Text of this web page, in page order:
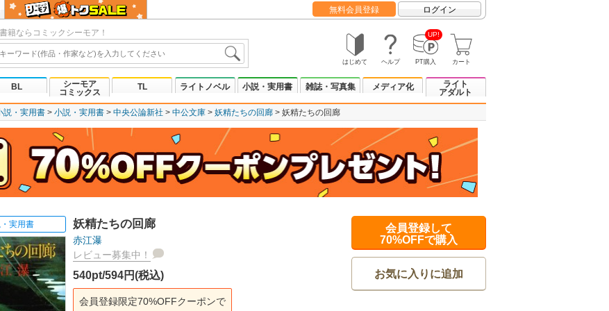
無料会員登録 ログイン
籍ならコミックシーモア！
はじめて ヘルプ
UP!
PT購入 カート
BL
シーモア
コミックス
TL ライトノベル 小説・実用書 雑誌・写真集 メディア化
ライト
アダルト
説・実用書 小説・実用書 中央公論新社 中公文庫 妖精たちの回廊 妖精たちの回廊
実用書 妖精たちの回廊
赤江瀑
レビュー募集中！
540pt/594円(税込)
会員登録限定70%OFFクーポンで
会員登録して
70%OFFで購入
お気に入りに追加